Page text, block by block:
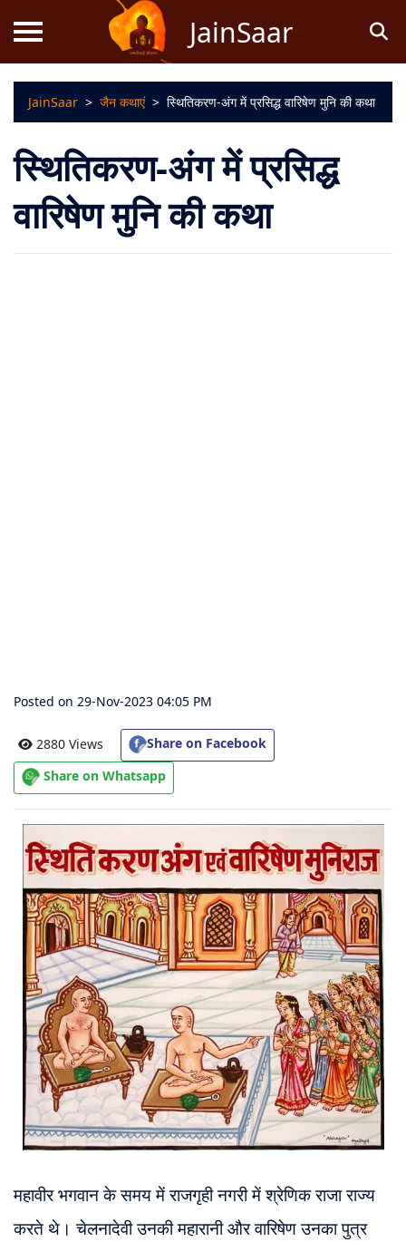
स्तोत्र
धर्म
ज्ञान
पाठशाला
Parv
About
Us
JainSaar
JainSaar > जैन कथाएं> स्थितिकरण-अंग में प्रसिद्ध वारिषेण मुनि की कथा
स्थितिकरण-अंग में प्रसिद्ध
वारिषेण मुनि की कथा
Posted on 29-Nov-2023 04:05 PM
2880 Views
Share on Facebook
Share on Whatsapp
महावीर भगवान के समय में राजगृही नगरी में श्रेणिक राजा राज्य
करते थे। चेलनादेवी उनकी महारानी और वारिषेण उनका पुत्र